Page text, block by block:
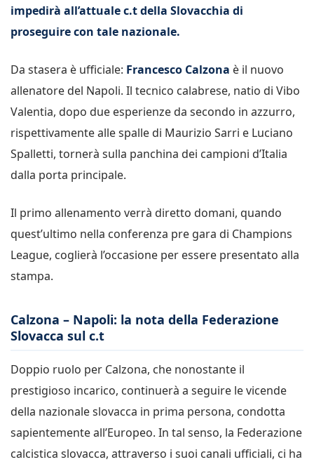
impedirà all’attuale c.t della Slovacchia di
proseguire con tale nazionale.
Da stasera è ufficiale: Francesco Calzona è il nuovo
allenatore del Napoli. Il tecnico calabrese, natio di Vibo
Valentia, dopo due esperienze da secondo in azzurro,
rispettivamente alle spalle di Maurizio Sarri e Luciano
Spalletti, tornerà sulla panchina dei campioni d’Italia
dalla porta principale.
Il primo allenamento verrà diretto domani, quando
quest’ultimo nella conferenza pre gara di Champions
League, coglierà l’occasione per essere presentato alla
stampa.
Calzona – Napoli: la nota della Federazione
Slovacca sul c.t
Doppio ruolo per Calzona, che nonostante il
prestigioso incarico, continuerà a seguire le vicende
della nazionale slovacca in prima persona, condotta
sapientemente all’Europeo. In tal senso, la Federazione
calcistica slovacca, attraverso i suoi canali ufficiali, ci ha